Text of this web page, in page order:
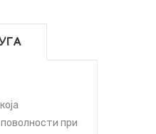
при